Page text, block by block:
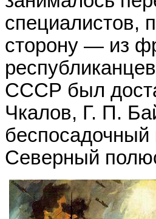
специалистов,
сторону — из
СССР был
Чкалов, Г. П.
Северный